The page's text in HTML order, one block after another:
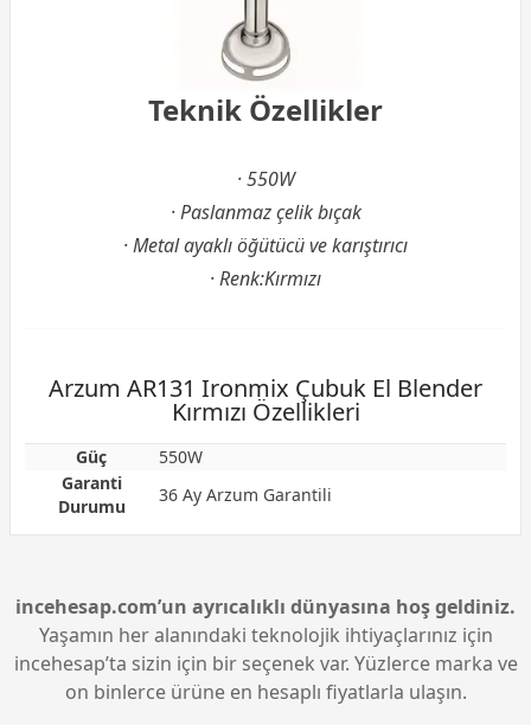
Teknik Özellikler
· 550W
· Paslanmaz çelik bıçak
· Metal ayaklı öğütücü ve karıştırıcı
· Renk:Kırmızı
Arzum AR131 Ironmix Çubuk El Blender
Kırmızı Özellikleri
Güç
550W
Garanti
Durumu
36 Ay Arzum Garantili
incehesap.com’un ayrıcalıklı dünyasına hoş geldiniz.
Yaşamın her alanındaki teknolojik ihtiyaçlarınız için
incehesap’ta sizin için bir seçenek var. Yüzlerce marka ve
on binlerce ürüne en hesaplı fiyatlarla ulaşın.